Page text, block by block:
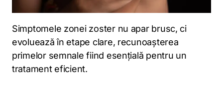
Simptomele zonei zoster nu apar brusc, ci
evoluează în etape clare, recunoașterea
primelor semnale fiind esențială pentru un
tratament eficient.